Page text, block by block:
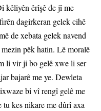
kêliyên êrîşê de jî me
dagirkeran gelek cihê
de xebata gelek navend
pêk hatin. Lê moralê
li vir ji bo gelê xwe li ser
bajarê me ye. Dewleta
bi vî rengî gelê me
kes nikare me dûrî axa